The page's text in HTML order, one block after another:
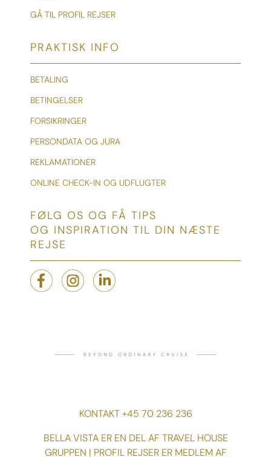
GÅ TIL PROFIL REJSER
PRAKTISK INFO
BETALING
BETINGELSER
FORSIKRINGER
PERSONDATA OG JURA
REKLAMATIONER
ONLINE CHECK-IN OG UDFLUGTER
FØLG OS OG FÅ TIPS
OG INSPIRATION TIL DIN NÆSTE
REJSE
KONTAKT +45 70 236 236
BELLA VISTA ER EN DEL AF TRAVEL HOUSE
GRUPPEN | PROFIL REJSER ER MEDLEM AF